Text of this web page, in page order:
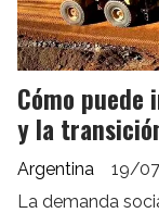
Cómo
y la
Argentina
19/
La demanda